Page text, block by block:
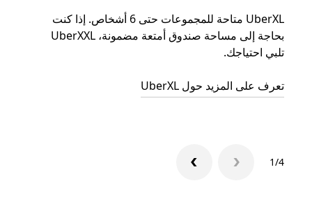
UberXL متاحة للمجموعات حتى 6 أشخاص. إذا كنت
بحاجة إلى مساحة صندوق أمتعة مضمونة، UberXXL
تلبي احتياجك.
تعرف على المزيد حول UberXL
1/4